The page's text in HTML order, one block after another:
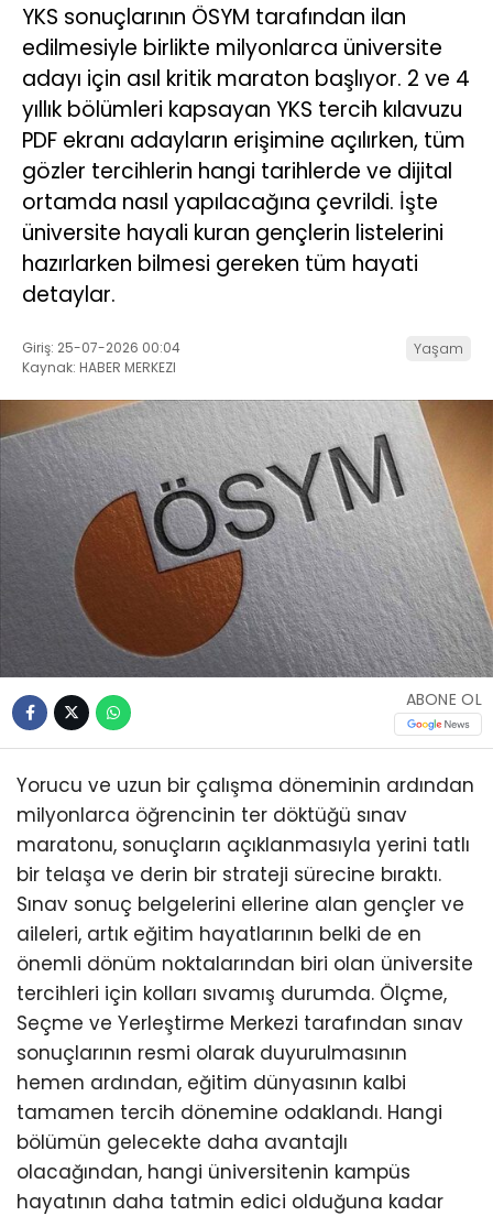
YKS sonuçlarının ÖSYM tarafından ilan
edilmesiyle birlikte milyonlarca üniversite
adayı için asıl kritik maraton başlıyor. 2 ve 4
yıllık bölümleri kapsayan YKS tercih kılavuzu
PDF ekranı adayların erişimine açılırken, tüm
gözler tercihlerin hangi tarihlerde ve dijital
ortamda nasıl yapılacağına çevrildi. İşte
üniversite hayali kuran gençlerin listelerini
hazırlarken bilmesi gereken tüm hayati
detaylar.
Giriş: 25-07-2026 00:04
Kaynak: HABER MERKEZI
Yaşam
ABONE OL
Yorucu ve uzun bir çalışma döneminin ardından
milyonlarca öğrencinin ter döktüğü sınav
maratonu, sonuçların açıklanmasıyla yerini tatlı
bir telaşa ve derin bir strateji sürecine bıraktı.
Sınav sonuç belgelerini ellerine alan gençler ve
aileleri, artık eğitim hayatlarının belki de en
önemli dönüm noktalarından biri olan üniversite
tercihleri için kolları sıvamış durumda. Ölçme,
Seçme ve Yerleştirme Merkezi tarafından sınav
sonuçlarının resmi olarak duyurulmasının
hemen ardından, eğitim dünyasının kalbi
tamamen tercih dönemine odaklandı. Hangi
bölümün gelecekte daha avantajlı
olacağından, hangi üniversitenin kampüs
hayatının daha tatmin edici olduğuna kadar